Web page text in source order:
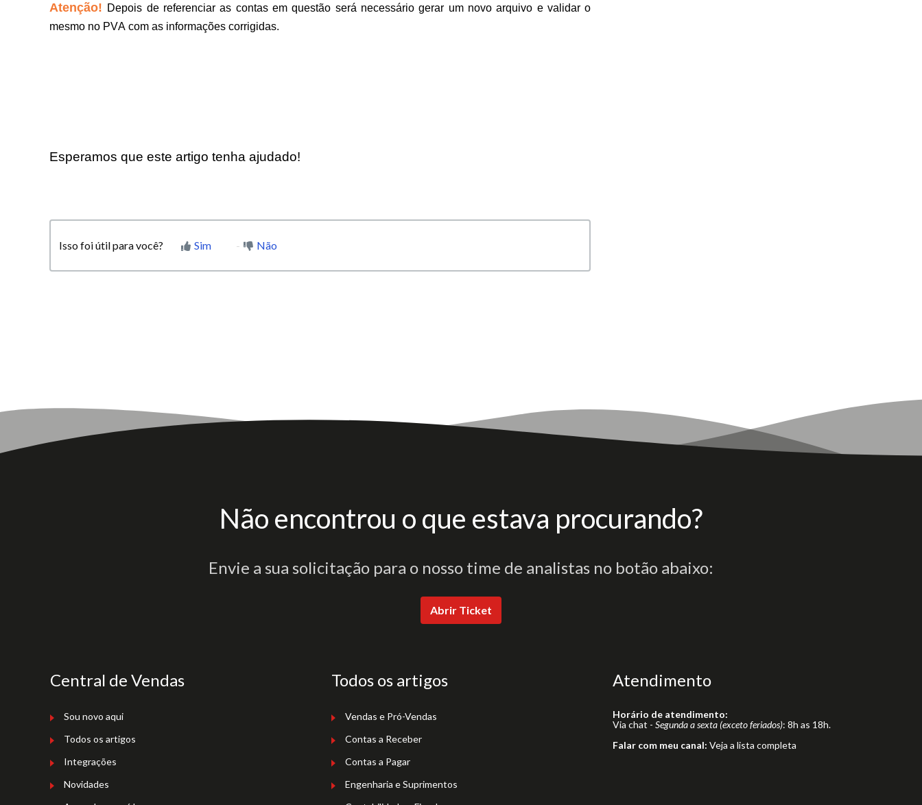
Atenção! Depois de referenciar as contas em questão será necessário gerar um novo arquivo e validar o
mesmo no PVA com as informações corrigidas.
Esperamos que este artigo tenha ajudado!
Isso foi útil para você? Sim Não
Não encontrou o que estava procurando?
Envie a sua solicitação para o nosso time de analistas no botão abaixo:
Abrir Ticket
Central de Vendas
Sou novo aqui
Todos os artigos
Integrações
Novidades
Todos os artigos
Vendas e Pró-Vendas
Contas a Receber
Contas a Pagar
Engenharia e Suprimentos
Atendimento
Horário de atendimento:
Via chat - Segunda a sexta (exceto feriados): 8h as 18h.
Falar com meu canal: Veja a lista completa